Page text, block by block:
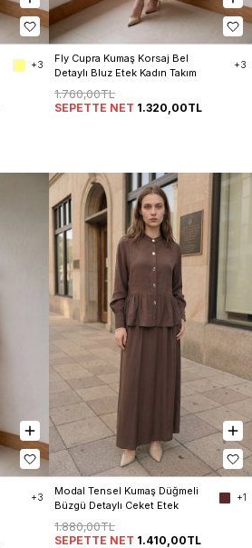
+3
Fly Cupra Kumaş Korsaj Bel
Detaylı Bluz Etek Kadın Takım
+3
1.760,00TL
SEPETTE NET 1.320,00TL
+3
Modal Tensel Kumaş Düğmeli
Büzgü Detaylı Ceket Etek
Kadın Takım
+1
1.880,00TL
SEPETTE NET 1.410,00TL